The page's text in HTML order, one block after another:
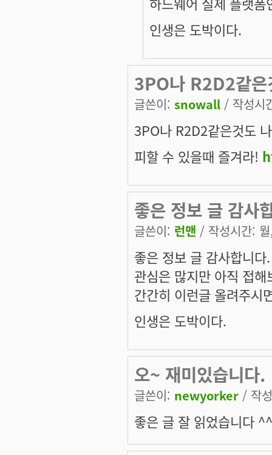
인생은 도박이다.
3PO나 R2D2같은
글쓴이: snowall / 작성시
3PO나 R2D2같은것도
피할 수 있을때 즐겨라!
좋은 정보 글 감사
글쓴이: 런맨 / 작성시간:
좋은 정보 글 감사합니다.
관심은 많지만 아직 접
간간히 이런글 올려주시
인생은 도박이다.
오~ 재미있습니다.
글쓴이: newyorker / 작
좋은 글 잘 읽었습니다 ^^